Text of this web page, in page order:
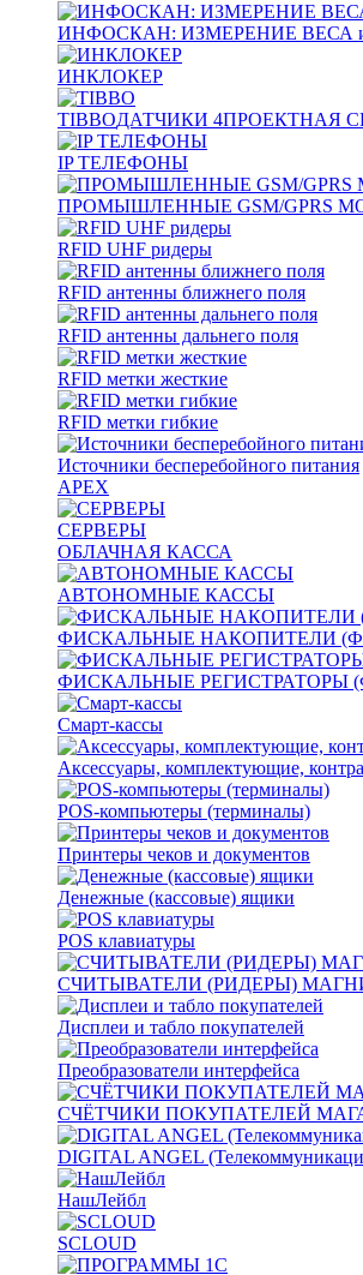
ИНФОСКАН: ИЗМЕРЕНИЕ ВЕСА
ИНКЛОКЕР
TIBBOДАТЧИКИ 4ПРОЕКТНАЯ
IP ТЕЛЕФОНЫ
ПРОМЫШЛЕННЫЕ GSM/GPRS
RFID UHF ридеры
RFID антенны ближнего поля
RFID антенны дальнего поля
RFID метки жесткие
RFID метки гибкие
Источники бесперебойного питания
APEX
СЕРВЕРЫ
ОБЛАЧНАЯ КАССА
АВТОНОМНЫЕ КАССЫ
ФИСКАЛЬНЫЕ НАКОПИТЕЛИ
ФИСКАЛЬНЫЕ РЕГИСТРАТОРЫ
Смарт-кассы
Аксессуары, комплектующие,
POS-компьютеры (терминалы)
Принтеры чеков и документов
Денежные (кассовые) ящики
POS клавиатуры
СЧИТЫВАТЕЛИ (РИДЕРЫ)
Дисплеи и табло покупателей
Преобразователи интерфейса
СЧЁТЧИКИ ПОКУПАТЕЛЕЙ
DIGITAL ANGEL
НашЛейбл
SCLOUD